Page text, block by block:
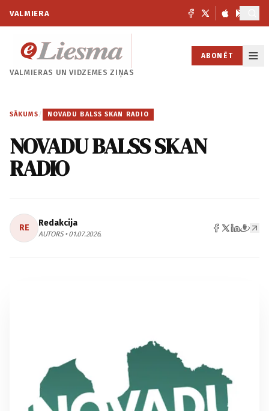
VALMIERA
VALMIERAS UNVIDZEMES ZIŅAS
ABONĒT
SĀKUMS / NOVADU BALSS SKAN RADIO
NOVADU BALSS SKAN
RADIO
RE Redakcija
AUTORS • 01.07.2026.